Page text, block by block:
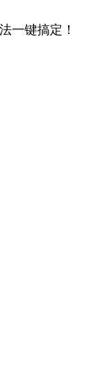
一键搞定！